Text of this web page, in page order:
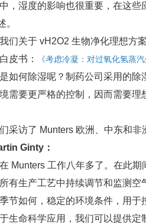
，湿度的影响也很重要，在这
。
关于 vH2O2 生物净化理想方案
皮书：
《考虑冷凝：对过氧化氢蒸
何除湿呢？制药公司采用的除
需要更严格的控制，因而需要
访了 Munters 欧洲、中东和非
Ginty：
工作八年多了。在此期
有生产工艺中持续调节和监测
节如何，稳定的环境条件，用于
命科学应用，我们可以提供定